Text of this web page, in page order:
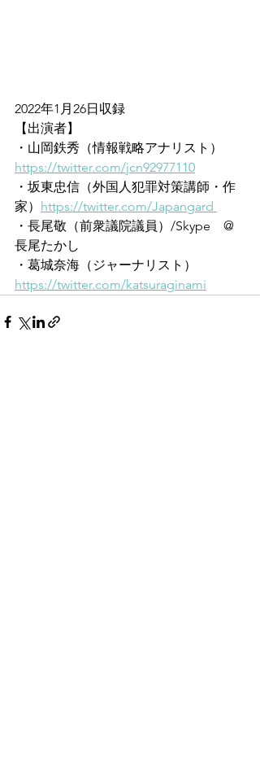
2022年1月26日収録
【出演者】
・山岡鉄秀（情報戦略アナリスト）
https://twitter.com/jcn92977110
・坂東忠信（外国人犯罪対策講師・作
家） https://twitter.com/Japangard
・長尾敬（前衆議院議員）/Skype　@
長尾たかし
・葛城奈海（ジャーナリスト）
https://twitter.com/katsuraginami